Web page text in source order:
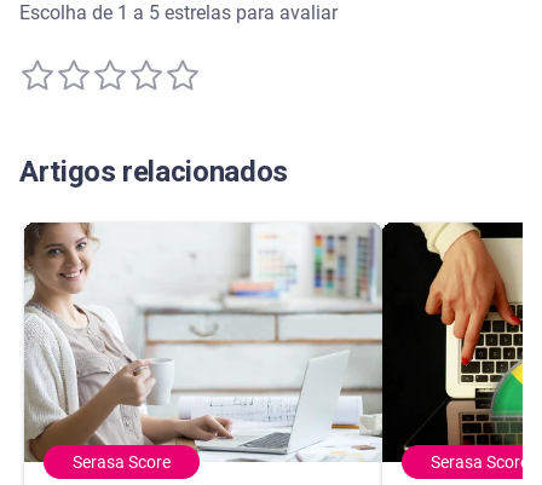
Escolha de 1 a 5 estrelas para avaliar
Artigos relacionados
Serasa Score Serasa Score